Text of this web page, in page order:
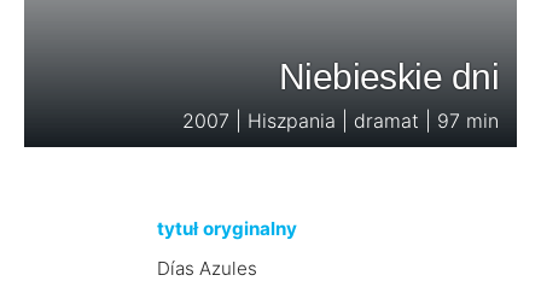
Niebieskie dni
2007 | Hiszpania | dramat | 97 min
tytuł oryginalny
Días Azules